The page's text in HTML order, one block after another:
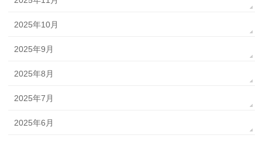
2025年10月
2025年9月
2025年8月
2025年7月
2025年6月